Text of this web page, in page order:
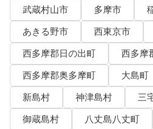
武蔵村山市
多摩市
あきる野市
西東京市
西多摩郡日の出町
西多摩
西多摩郡奥多摩町
大島町
新島村
神津島村
三
御蔵島村
八丈島八丈町